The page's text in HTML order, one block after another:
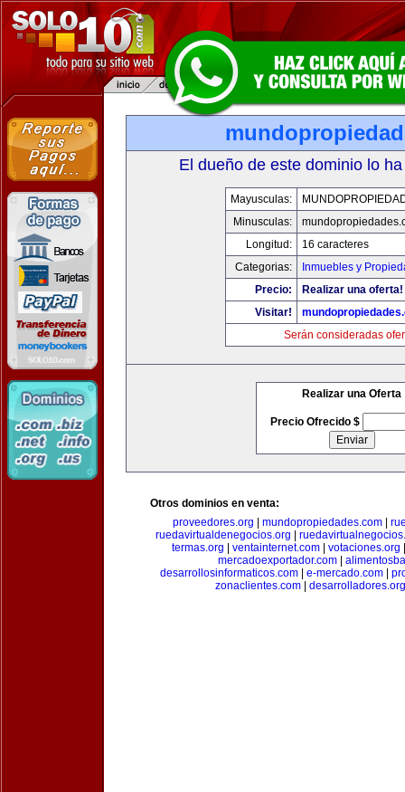
El dueño de este dominio lo
Mayusculas:
Minusculas:
Longitud:
16 caracteres
Categorias:
Inmuebles y
Precio:
Realizar una oferta!
Visitar!
Serán consideradas
Realizar una Oferta
Precio Ofrecido $
Otros dominios en venta:
proveedores.org
mundopropiedades.com
ruedavirtualdenegocios.org
termas.org
ventainternet.com votaciones.org
mercadoexportador.com|
desarrollosinformaticos.com| e-mercado.com|
zonaclientes.com
desarrolladores.org